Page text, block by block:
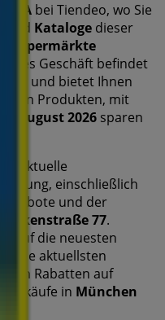
bei Tiendeo, wo Sie
und Kataloge dieser
Supermärkte
Geschäft befindet
, und bietet Ihnen
Produkten, mit
August 2026 sparen
aktuelle
einschließlich
und der
Türkenstraße 77.
auf die neuesten
die aktuellsten
Rabatten auf
in München